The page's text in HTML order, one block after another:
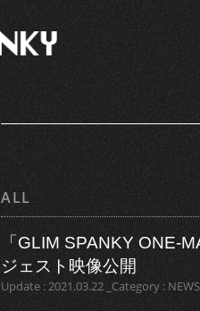
ALL
「GLIM SPANKY ONE-
ジェスト映像公開
Update : 2021.03.22 _Category : NEWS